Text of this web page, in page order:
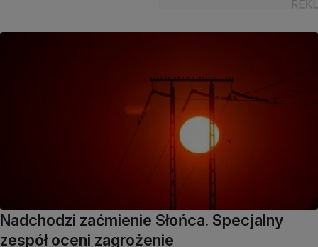
Nadchodzi zaćmienie Słońca. Specjalny
zespół oceni zagrożenie